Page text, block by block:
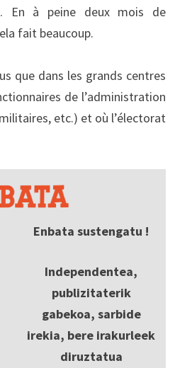
En à peine deux mois de
fait beaucoup.
que dans les grands centres
de l’administration
etc.) et où l’électorat
Enbata sustengatu !
Independentea,
publizitaterik
gabekoa, sarbide
irekia, bere irakurleek
diruztatua